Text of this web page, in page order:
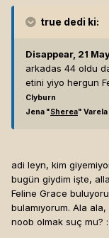
true dedi ki:
Disappear, 21
arkadas 44 oldu
etini yiyo hergun
Clyburn
Jena "Sherea" Varela
adi leyn, kim
bugün giydim işte,
Feline Grace
bulamıyorum. Ala
noob olmak suç mu?